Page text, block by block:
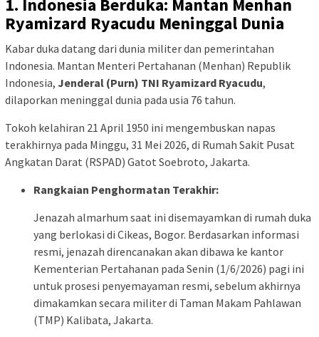
1. Indonesia Berduka: Mantan Menhan
Ryamizard Ryacudu Meninggal Dunia
Kabar duka datang dari dunia militer dan pemerintahan
Indonesia. Mantan Menteri Pertahanan (Menhan) Republik
Indonesia, Jenderal (Purn) TNI Ryamizard Ryacudu,
dilaporkan meninggal dunia pada usia 76 tahun.
Tokoh kelahiran 21 April 1950 ini mengembuskan napas
terakhirnya pada Minggu, 31 Mei 2026, di Rumah Sakit Pusat
Angkatan Darat (RSPAD) Gatot Soebroto, Jakarta.
Rangkaian Penghormatan Terakhir:
Jenazah almarhum saat ini disemayamkan di rumah duka
yang berlokasi di Cikeas, Bogor. Berdasarkan informasi
resmi, jenazah direncanakan akan dibawa ke kantor
Kementerian Pertahanan pada Senin (1/6/2026) pagi ini
untuk prosesi penyemayaman resmi, sebelum akhirnya
dimakamkan secara militer di Taman Makam Pahlawan
(TMP) Kalibata, Jakarta.